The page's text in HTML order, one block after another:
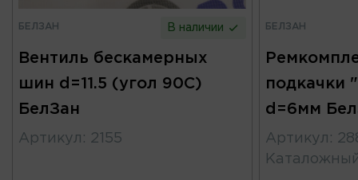
БЕЛЗАН В наличии
Вентиль бескамерных
шин d=11.5 (угол 90С)
БелЗан
Артикул : 2155
БЕЛЗАН
подкачки
d=6мм
Артикул :